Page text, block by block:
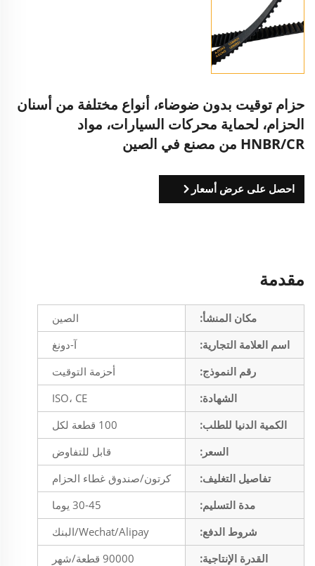
حزام توقيت بدون ضوضاء، أنواع مختلفة من أسنان
الحزام، لحماية محركات السيارات، مواد
HNBR/CR من مصنع في الصين
احصل على عرض أسعار
مقدمة
مكان المنشأ:
الصين
اسم العلامة التجارية:
آ-دونغ
رقم النموذج:
أحزمة التوقيت
الشهادة:
ISO، CE
الكمية الدنيا للطلب:
100 قطعة لكل
السعر:
قابل للتفاوض
تفاصيل التغليف:
كرتون/صندوق غطاء الحزام
مدة التسليم:
30-45 يوما
شروط الدفع:
Wechat/Alipay/البنك
القدرة الإنتاجية:
90000 قطعة/شهر